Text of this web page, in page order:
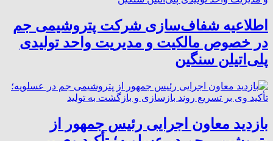
اطلاعیه شفاف‌سازی شرکت پتروشیمی جم
در خصوص مالکیت و مدیریت واحد تولیدی
پلی‌اتیلن سنگین
بازدید معاون اجرایی رئیس جمهور از